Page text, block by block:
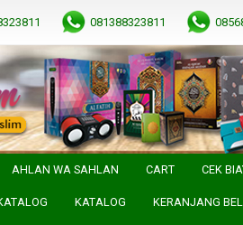
081388323811
AHLAN WA SAHLAN CART CEK
KATALOG KERANJANG